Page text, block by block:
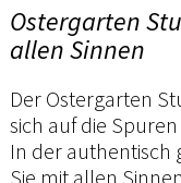
Ostergarten
allen Sinnen
Der Ostergarten
sich auf die
In der authentisch
Sie mit allen